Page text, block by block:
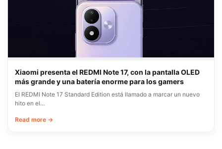
Xiaomi presenta el REDMI Note 17, con la pantalla OLED
más grande y una batería enorme para los gamers
El REDMI Note 17 Standard Edition está llamado a marcar un nuevo
hito en el…
Read more →